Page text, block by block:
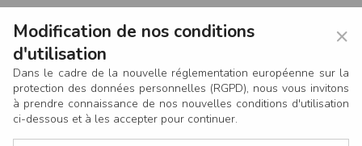
×
Modification de nos conditions
d'utilisation
Dans le cadre de la nouvelle réglementation européenne sur la
protection des données personnelles (RGPD), nous vous invitons
à prendre connaissance de nos nouvelles conditions d'utilisation
ci-dessous et à les accepter pour continuer.